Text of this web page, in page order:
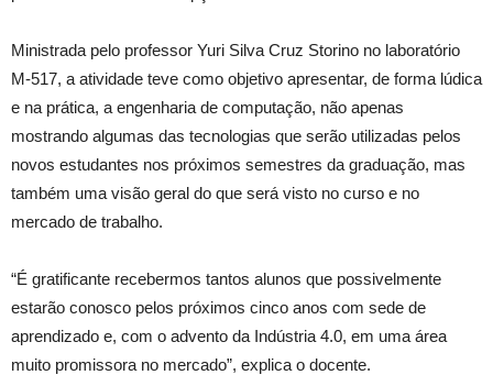
Ministrada pelo professor Yuri Silva Cruz Storino no laboratório
M-517, a atividade teve como objetivo apresentar, de forma lúdica
e na prática, a engenharia de computação, não apenas
mostrando algumas das tecnologias que serão utilizadas pelos
novos estudantes nos próximos semestres da graduação, mas
também uma visão geral do que será visto no curso e no
mercado de trabalho.
“É gratificante recebermos tantos alunos que possivelmente
estarão conosco pelos próximos cinco anos com sede de
aprendizado e, com o advento da Indústria 4.0, em uma área
muito promissora no mercado”, explica o docente.